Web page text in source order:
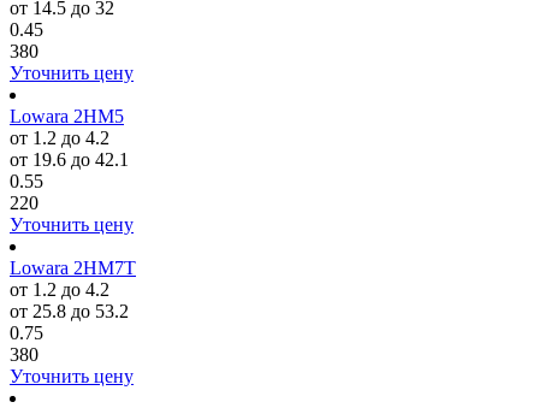
от 14.5 до 32
0.45
380
Уточнить цену
Lowara 2HM5
от 1.2 до 4.2
от 19.6 до 42.1
0.55
220
Уточнить цену
Lowara 2HM7T
от 1.2 до 4.2
от 25.8 до 53.2
0.75
380
Уточнить цену